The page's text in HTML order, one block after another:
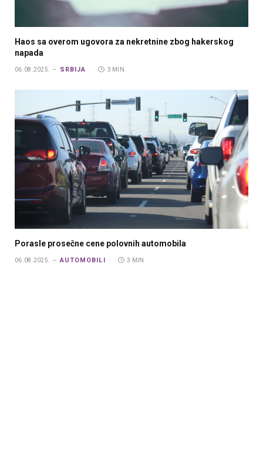
Haos sa overom ugovora za nekretnine zbog hakerskog
napada
06.08.2025. SRBIJA 3 MIN.
Porasle prosečne cene polovnih automobila
06.08.2025. AUTOMOBILI 3 MIN.